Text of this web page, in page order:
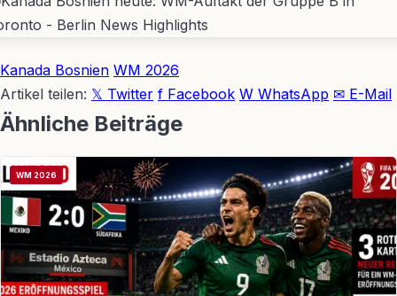
Kanada Bosnien WM 2026
Artikel teilen: 𝕏 Twitter f Facebook W WhatsApp ✉ E-Mail
Ähnliche Beiträge
WM 2026